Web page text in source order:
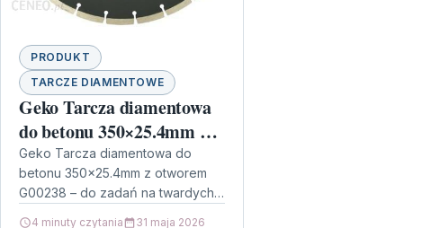
PRODUKT
TARCZE DIAMENTOWE
Geko Tarcza diamentowa
do betonu 350×25.4mm z
otworem G00238
Geko Tarcza diamentowa do
betonu 350×25.4mm z otworem
G00238 – do zadań na twardych
4 minuty czytania 31 maja 2026